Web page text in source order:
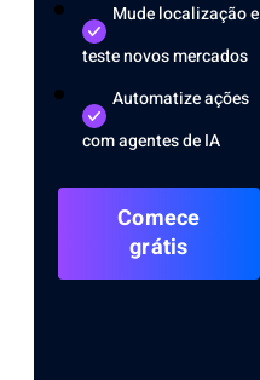
Mude localização e
teste novos mercados
Automatize ações
com agentes de IA
Comece
grátis